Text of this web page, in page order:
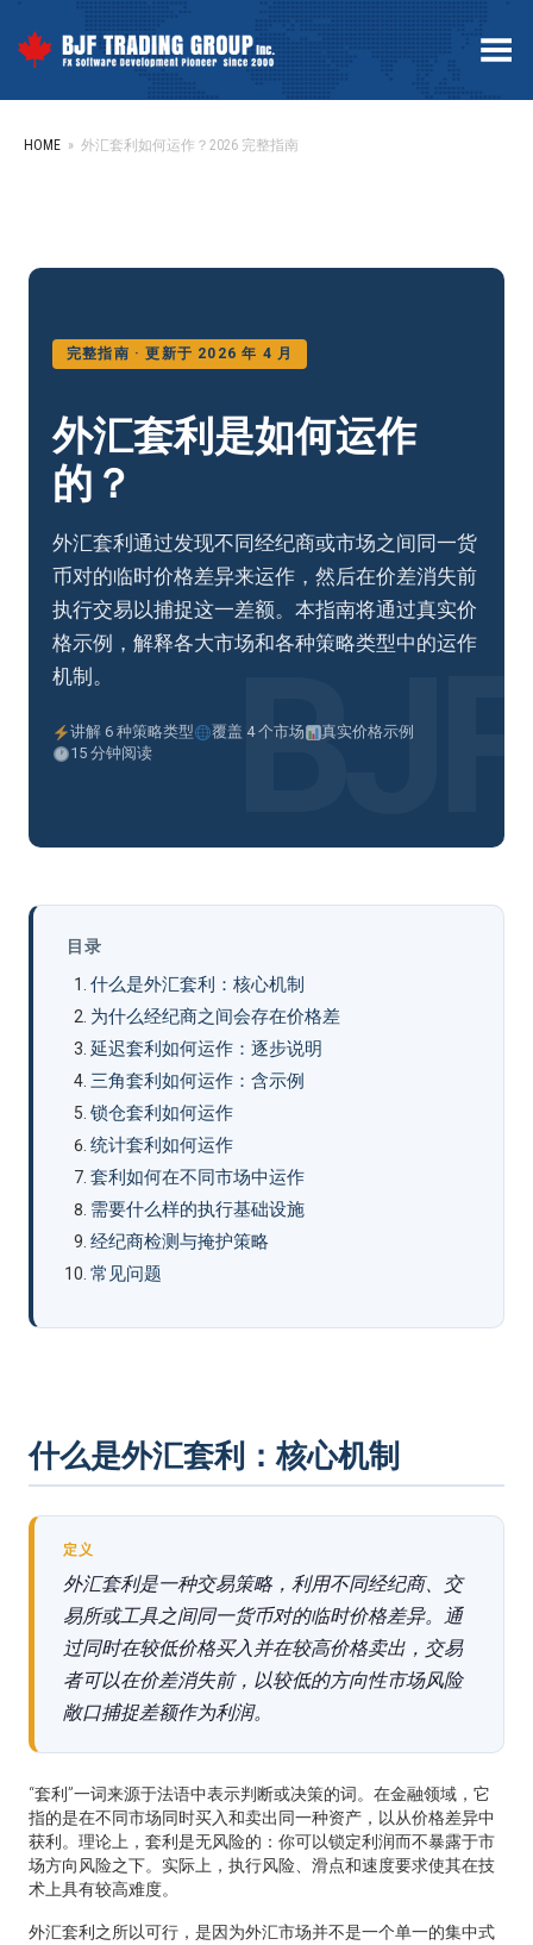
Toggle Menu
HOME » 外汇套利如何运作？2026 完整指南
完整指南 · 更新于 2026 年 4 月
外汇套利是如何运作
的？
外汇套利通过发现不同经纪商或市场之间同一货
币对的临时价格差异来运作，然后在价差消失前
执行交易以捕捉这一差额。本指南将通过真实价
格示例，解释各大市场和各种策略类型中的运作
机制。
讲解 6 种策略类型 覆盖 4 个市场
真实价格示例
15 分钟阅读
目录
什么是外汇套利：核心机制
为什么经纪商之间会存在价格差
延迟套利如何运作：逐步说明
三角套利如何运作：含示例
锁仓套利如何运作
统计套利如何运作
套利如何在不同市场中运作
需要什么样的执行基础设施
经纪商检测与掩护策略
常见问题
什么是外汇套利：核心机制
定义
外汇套利是一种交易策略，利用不同经纪商、交
易所或工具之间同一货币对的临时价格差异。通
过同时在较低价格买入并在较高价格卖出，交易
者可以在价差消失前，以较低的方向性市场风险
敞口捕捉差额作为利润。
“套利”一词来源于法语中表示判断或决策的词。在金融领域，它
指的是在不同市场同时买入和卖出同一种资产，以从价格差异中
获利。理论上，套利是无风险的：你可以锁定利润而不暴露于市
场方向风险之下。实际上，执行风险、滑点和速度要求使其在技
术上具有较高难度。
外汇套利之所以可行，是因为外汇市场并不是一个单一的集中式